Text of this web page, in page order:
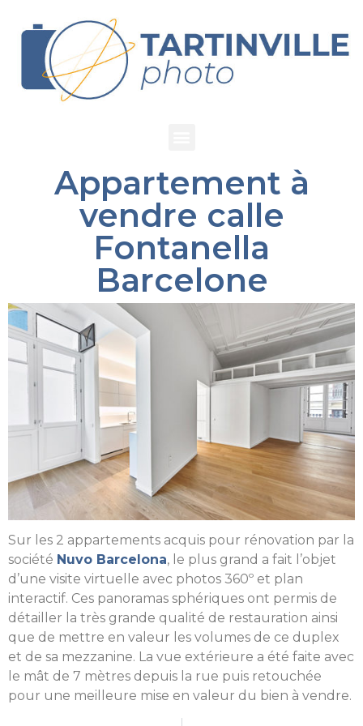
Appartement à
vendre calle
Fontanella
Barcelone
Sur les 2 appartements acquis pour rénovation par la
société Nuvo Barcelona, le plus grand a fait l’objet
d’une visite virtuelle avec photos 360º et plan
interactif. Ces panoramas sphériques ont permis de
détailler la très grande qualité de restauration ainsi
que de mettre en valeur les volumes de ce duplex
et de sa mezzanine. La vue extérieure a été faite avec
le mât de 7 mètres depuis la rue puis retouchée
pour une meilleure mise en valeur du bien à vendre.